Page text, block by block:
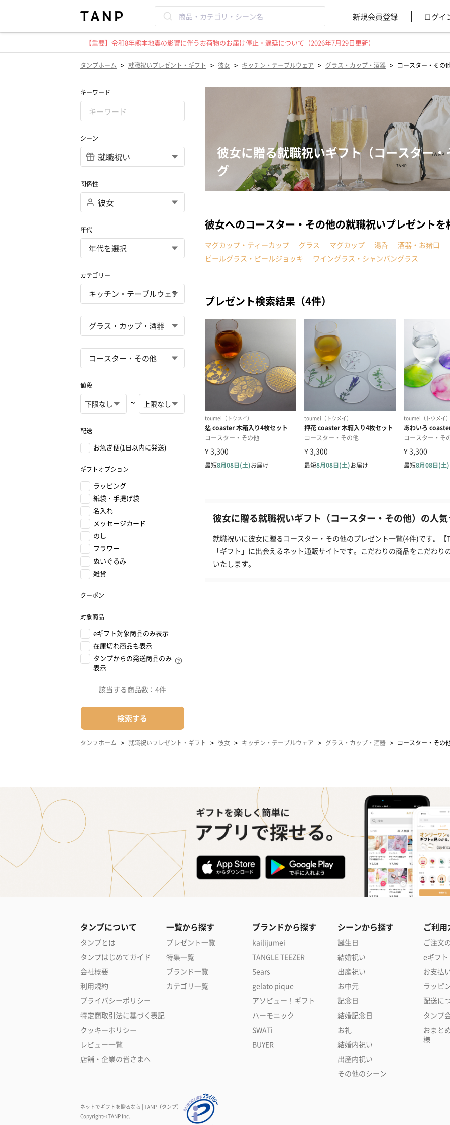
新規会員登録 ログイ
【重要】令和8年熊本地震の影響に伴うお荷物のお届け停止・遅延について（2026年7月29日更新）
タンプホーム > 就職祝いプレゼント・ギフト > 彼女 > キッチン・テーブルウェア > グラス・カップ・酒器 > コースター・その
キーワード
シーン
関係性
年代
カテゴリー
値段
~
配送
お急ぎ便(1日以内に発送)
ギフトオプション
ラッピング
紙袋・手提げ袋
名入れ
メッセージカード
のし
フラワー
ぬいぐるみ
雑貨
クーポン
対象商品
eギフト対象商品のみ表示
在庫切れ商品も表示
タンプからの発送商品のみ
表示
該当する商品数： 4件
検索する
彼女に贈る就職祝いギフト（コースター
グ
彼女へのコースター・その他の就職祝いプレゼント
マグカップ・ティーカップ グラス マグカップ 湯呑 酒器・お猪口
ビールグラス・ビールジョッキ
ワイングラス・シャンパングラス
プレゼント検索結果（4件）
彼女に贈る就職祝いギフト（コースター・その他）の人
就職祝いに彼女に贈るコースター・その他のプレゼント一覧(4件)です。
「ギフト」に出会えるネット通販サイトです。こだわりの商品をこだわ
いたします。
タンプホーム > 就職祝いプレゼント・ギフト > 彼女 > キッチン・テーブルウェア > グラス・カップ・酒器 > コースター・その
タンプについて
タンプとは
タンプはじめてガイド
会社概要
利用規約
プライバシーポリシー
特定商取引法に基づく表記
クッキーポリシー
レビュー一覧
店舗・企業の皆さまへ
一覧から探す
プレゼント一覧
特集一覧
ブランド一覧
カテゴリ一覧
ブランドから探す
kailijumei
TANGLE TEEZER
Sears
gelato pique
アソビュー！ギフト
ハーモニック
SWATi
BUYER
シーンから探す
誕生日
結婚祝い
出産祝い
お中元
記念日
結婚記念日
お礼
結婚内祝い
出産内祝い
その他のシーン
ご利
ご注文
eギフト
お支払
ラッピ
配送に
タンプ
おまと
様
ネットでギフトを贈るなら | TANP（タンプ）
Copyright© TANP Inc.